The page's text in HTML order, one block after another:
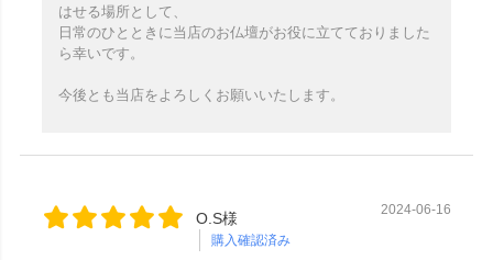
はせる場所として、
日常のひとときに当店のお仏壇がお役に立てておりました
ら幸いです。
今後とも当店をよろしくお願いいたします。
O.S様
購入確認済み
2024-06-16